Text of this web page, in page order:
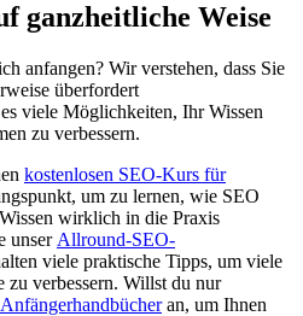
ganzheitliche Weise
anfangen? Wir verstehen, dass Sie
überfordert
viele Möglichkeiten, Ihr Wissen
zu verbessern.
kostenlosen SEO-Kurs für
um zu lernen, wie SEO
wirklich in die Praxis
unser Allround-SEO-
viele praktische Tipps, um viele
zu verbessern. Willst du nur
an, um Ihnen